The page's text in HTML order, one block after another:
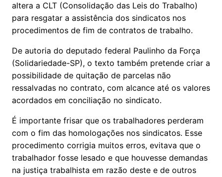
altera a CLT (Consolidação das Leis do Trabalho)
para resgatar a assistência dos sindicatos nos
procedimentos de fim de contratos de trabalho.
De autoria do deputado federal Paulinho da Força
(Solidariedade-SP), o texto também pretende criar a
possibilidade de quitação de parcelas não
ressalvadas no contrato, com alcance até os valores
acordados em conciliação no sindicato.
É importante frisar que os trabalhadores perderam
com o fim das homologações nos sindicatos. Esse
procedimento corrigia muitos erros, evitava que o
trabalhador fosse lesado e que houvesse demandas
na justiça trabalhista em razão deste e de outros